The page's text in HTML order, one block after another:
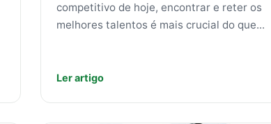
competitivo de hoje, encontrar e reter os
melhores talentos é mais crucial do que...
Ler artigo